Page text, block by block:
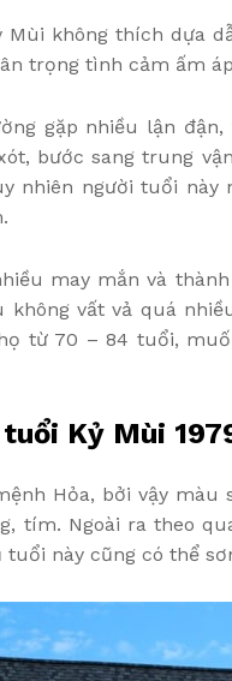
Mùi không thích dựa
trọng tình cảm ấm
gặp nhiều lận
bước sang trung
nhiên người tuổi
may mắn và
không vất vả quá
từ 70 – 84 tuổi,
tuổi Kỷ Mùi
Hỏa, bởi vậy
tím. Ngoài ra theo
tuổi này cũng có thể